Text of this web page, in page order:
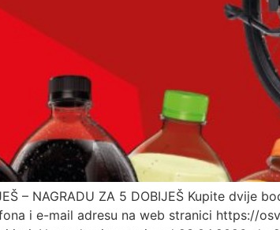
– NAGRADU ZA 5 DOBIJEŠ Kupite
i e-mail adresu na web stranici https://